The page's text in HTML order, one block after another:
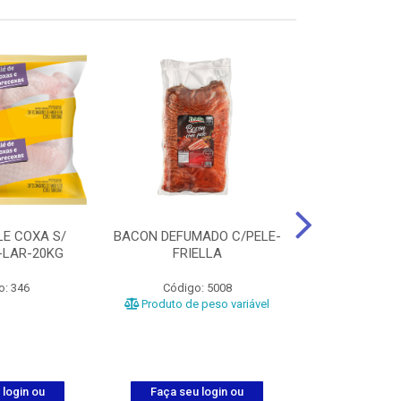
COXA S/
20KG
346
login ou
BACON DEFUMADO C/PELE-
FRIELLA
Código: 5008
Produto de peso variável
Faça seu login ou